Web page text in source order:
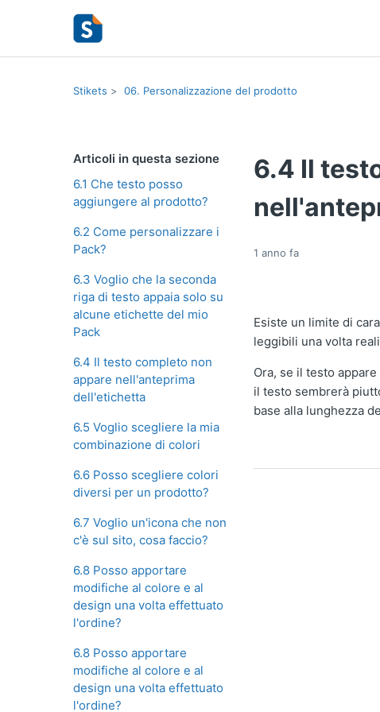
Stikets 06. Personalizzazione del prodotto
Articoli in questa sezione
6.1 Che testo posso
aggiungere al prodotto?
6.2 Come personalizzare i
Pack?
6.3 Voglio che la seconda
riga di testo appaia solo su
alcune etichette del mio
Pack
6.4 Il testo completo non
appare nell'anteprima
dell'etichetta
6.5 Voglio scegliere la mia
combinazione di colori
6.6 Posso scegliere colori
diversi per un prodotto?
6.7 Voglio un'icona che non
c'è sul sito, cosa faccio?
6.8 Posso apportare
modifiche al colore e al
design una volta effettuato
l'ordine?
6.8 Posso apportare
modifiche al colore e al
design una volta effettuato
l'ordine?
6.4 Il
1 anno fa
Esiste un limite di
leggibili una volta
Ora, se il testo
il testo sembrerà
base alla lunghezza